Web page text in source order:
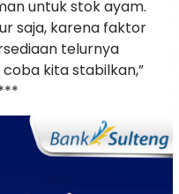
untuk stok ayam.
saja, karena faktor
telurnya
kita stabilkan,”